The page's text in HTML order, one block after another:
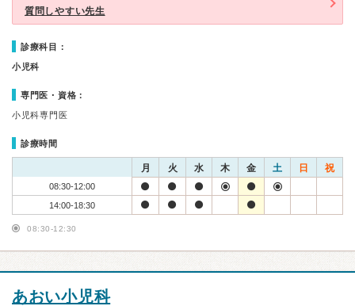
質問しやすい先生
診療科目：
小児科
専門医・資格：
小児科専門医
診療時間
月 火 水 木 金 土 日 祝
08:30-12:00
14:00-18:30
08:30-12:30
あおい小児科